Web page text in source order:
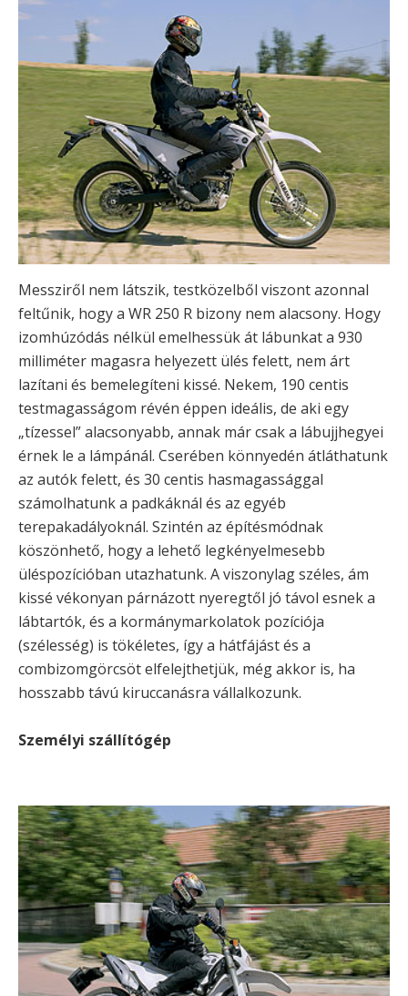
Messziről nem látszik, testközelből viszont azonnal
feltűnik, hogy a WR 250 R bizony nem alacsony. Hogy
izomhúzódás nélkül emelhessük át lábunkat a 930
milliméter magasra helyezett ülés felett, nem árt
lazítani és bemelegíteni kissé. Nekem, 190 centis
testmagasságom révén éppen ideális, de aki egy
„tízessel” alacsonyabb, annak már csak a lábujjhegyei
érnek le a lámpánál. Cserében könnyedén átláthatunk
az autók felett, és 30 centis hasmagassággal
számolhatunk a padkáknál és az egyéb
terepakadályoknál. Szintén az építésmódnak
köszönhető, hogy a lehető legkényelmesebb
üléspozícióban utazhatunk. A viszonylag széles, ám
kissé vékonyan párnázott nyeregtől jó távol esnek a
lábtartók, és a kormánymarkolatok pozíciója
(szélesség) is tökéletes, így a hátfájást és a
combizomgörcsöt elfelejthetjük, még akkor is, ha
hosszabb távú kiruccanásra vállalkozunk.
Személyi szállítógép